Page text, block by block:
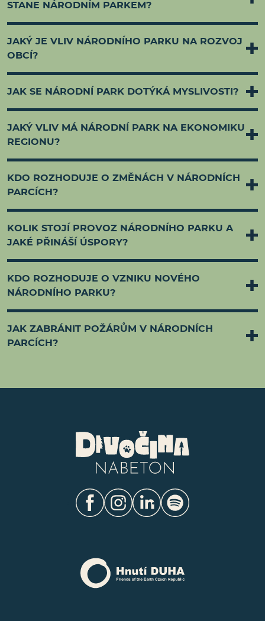
STANE NÁRODNÍM PARKEM?
JAKÝ JE VLIV NÁRODNÍHO PARKU NA ROZVOJ
OBCÍ?
JAK SE NÁRODNÍ PARK DOTÝKÁ MYSLIVOSTI?
JAKÝ VLIV MÁ NÁRODNÍ PARK NA EKONOMIKU
REGIONU?
KDO ROZHODUJE O ZMĚNÁCH V NÁRODNÍCH
PARCÍCH?
KOLIK STOJÍ PROVOZ NÁRODNÍHO PARKU A
JAKÉ PŘINÁŠÍ ÚSPORY?
KDO ROZHODUJE O VZNIKU NOVÉHO
NÁRODNÍHO PARKU?
JAK ZABRÁNIT POŽÁRŮM V NÁRODNÍCH
PARCÍCH?